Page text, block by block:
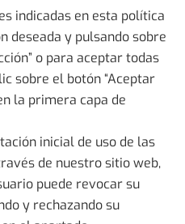
indicadas en esta política
deseada y pulsando sobre
o para aceptar todas
sobre el botón “Aceptar
la primera capa de
inicial de uso de las
de nuestro sitio web,
puede revocar su
y rechazando su